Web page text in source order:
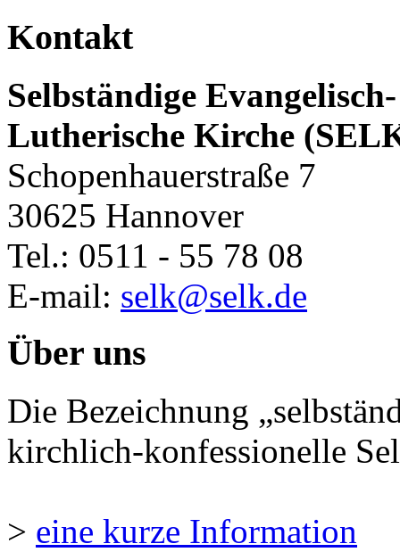
Kontakt
Selbständige Evangelisch-
Lutherische Kirche
Schopenhauerstraße 7
30625 Hannover
Tel.: 0511 - 55 78 08
E-mail: selk@selk.de
Über uns
Die Bezeichnung
kirchlich-konfessionelle
> eine kurze Information